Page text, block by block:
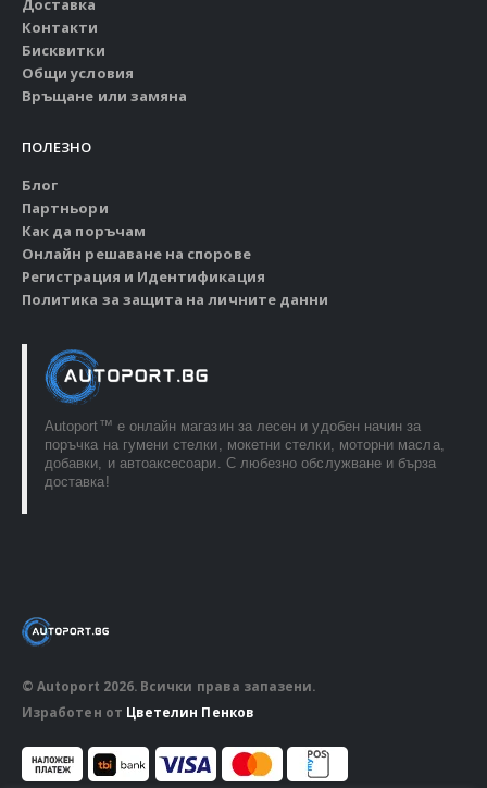
Доставка
Контакти
Бисквитки
Общи условия
Връщане или замяна
ПОЛЕЗНО
Блог
Партньори
Как да поръчам
Онлайн решаване на спорове
Регистрация и Идентификация
Политика за защита на личните данни
Autoport™ e онлайн магазин за лесен и удобен начин за
поръчка на гумени стелки, мокетни стелки, моторни масла,
добавки, и автоаксесоари. С любезно обслужване и бърза
доставка!
© Autoport 2026. Всички права запазени.
Изработен от Цветелин Пенков